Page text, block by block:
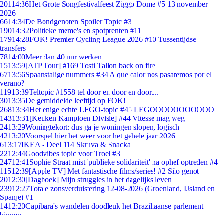
20114:36Het Grote Songfestivalfeest Ziggo Dome #5 13 november
2026
6614:34De Bondgenoten Spoiler Topic #3
19014:32Politieke meme's en spotprenten #11
17914:28FOK! Premier Cycling League 2026 #10 Tussentijdse
transfers
7814:00Meer dan 40 uur werken.
1513:59[ATP Tour] #169 Tosti Tallon back on fire
6713:56Spaanstalige nummers #34 A que calor nos pasaremos por el
verano?
11913:39Teltopic #1558 tel door en door en door....
3013:35De gemiddelde leeftijd op FOK!
26813:34Het enige echte LEGO-topic #45 LEGOOOOOOOOOOO
14313:31 [Keuken Kampioen Divisie] #44 Vitesse mag weg
2413:29Woningtekort: dus ga je woningen slopen, logisch
4213:20Voorspel hier het weer voor het gehele jaar 2026
613:17IKEA - Deel 114 Skruva & Snacka
2212:44Goodvibes topic voor Troel #3
24712:41 Sophie Straat mist 'publieke solidariteit' na ophef optreden #4
11512:39[Apple TV] Met fantastische films/series! #2 Silo genot
2012:30[Dagboek] Mijn struggles in het dagelijks leven
23912:27Totale zonsverduistering 12-08-2026 (Groenland, IJsland en
Spanje) #1
1412:20Capibara's wandelen doodleuk het Braziliaanse parlement